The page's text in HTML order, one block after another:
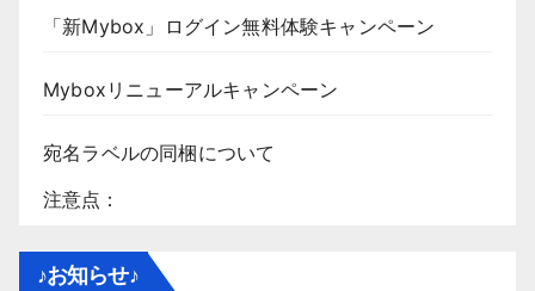
「新Mybox」ログイン無料体験キャンペーン
Myboxリニューアルキャンペーン
宛名ラベルの同梱について
注意点：
♪お知らせ♪